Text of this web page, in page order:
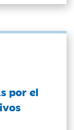
por el